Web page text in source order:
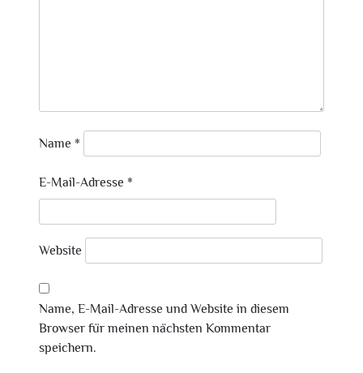
Name *
E-Mail-Adresse *
Website
Name, E-Mail-Adresse und Website in diesem
Browser für meinen nächsten Kommentar
speichern.